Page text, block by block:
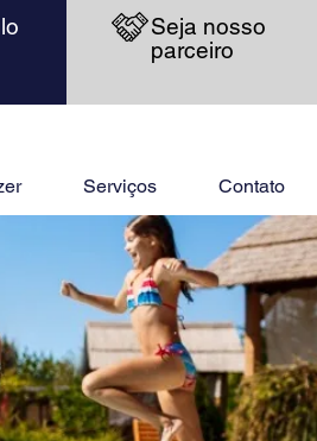
Seja nosso
parceiro
Serviços Contato